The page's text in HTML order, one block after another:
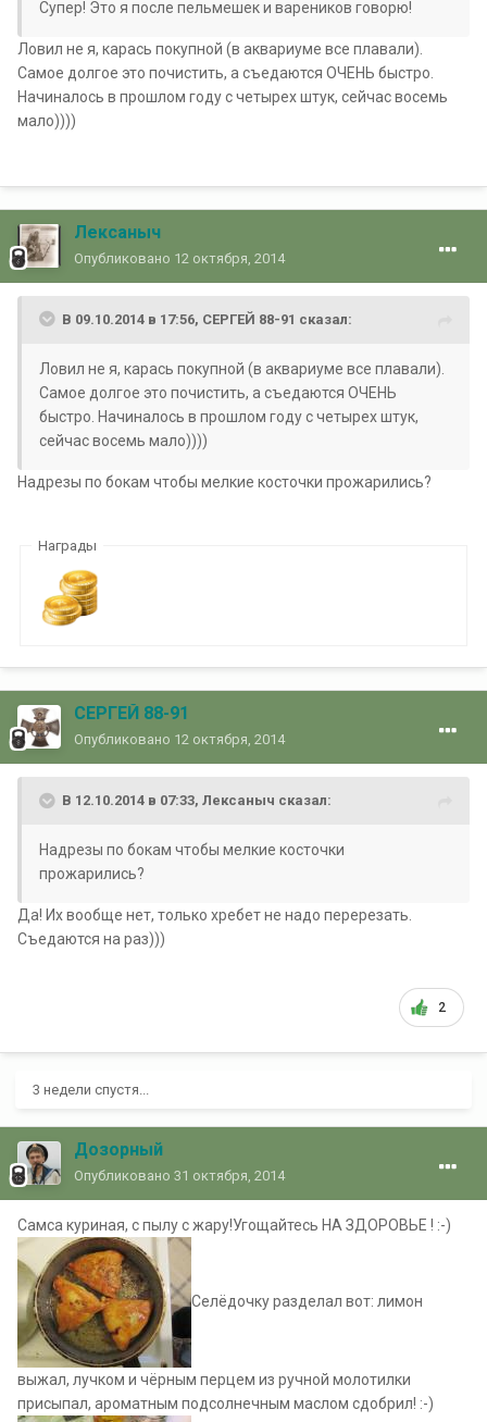
Супер! Это я после пельмешек и вареников говорю!
Ловил не я, карась покупной (в аквариуме все плавали).
Самое долгое это почистить, а съедаются ОЧЕНЬ быстро.
Начиналось в прошлом году с четырех штук, сейчас восемь
мало))))
Лексаныч
Опубликовано 12 октября, 2014
В 09.10.2014 в 17:56, СЕРГЕЙ 88-91 сказал:
Ловил не я, карась покупной (в аквариуме все плавали).
Самое долгое это почистить, а съедаются ОЧЕНЬ
быстро. Начиналось в прошлом году с четырех штук,
сейчас восемь мало))))
Надрезы по бокам чтобы мелкие косточки прожарились?
Награды
СЕРГЕЙ 88-91
Опубликовано 12 октября, 2014
В 12.10.2014 в 07:33, Лексаныч сказал:
Надрезы по бокам чтобы мелкие косточки
прожарились?
Да! Их вообще нет, только хребет не надо перерезать.
Съедаются на раз)))
2
3 недели спустя...
Дозорный
Опубликовано 31 октября, 2014
Самса куриная, с пылу с жару!Угощайтесь НА ЗДОРОВЬЕ ! :-)
Селёдочку разделал вот: лимон
выжал, лучком и чёрным перцем из ручной молотилки
присыпал, ароматным подсолнечным маслом сдобрил! :-)